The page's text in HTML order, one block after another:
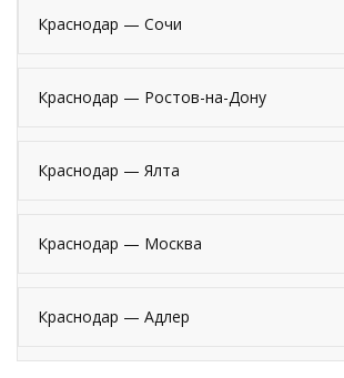
Краснодар — Сочи
Краснодар — Ростов-на-Дону
Краснодар — Ялта
Краснодар — Москва
Краснодар — Адлер